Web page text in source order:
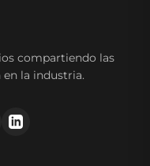
compartiendo las
la industria.